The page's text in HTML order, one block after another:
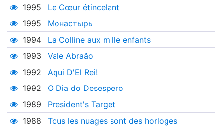
1995
Le Cœur étincelant
1995
Монастырь
1994
La Colline aux mille enfants
1993
Vale Abraão
1992
Aqui D'El Rei!
1992
O Dia do Desespero
1989
President's Target
1988
Tous les nuages sont des horloges